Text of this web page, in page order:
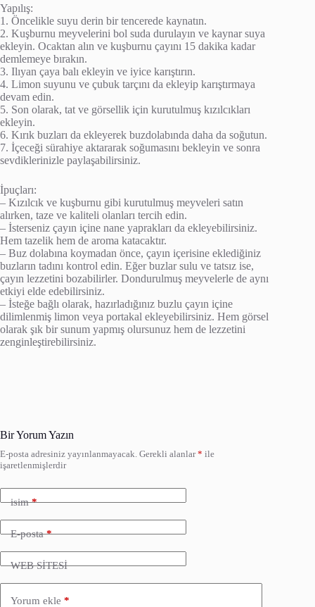
Yapılış:
1. Öncelikle suyu derin bir tencerede kaynatın.
2. Kuşburnu meyvelerini bol suda durulayın ve kaynar suya
ekleyin. Ocaktan alın ve kuşburnu çayını 15 dakika kadar
demlemeye bırakın.
3. Ilıyan çaya balı ekleyin ve iyice karıştırın.
4. Limon suyunu ve çubuk tarçını da ekleyip karıştırmaya
devam edin.
5. Son olarak, tat ve görsellik için kurutulmuş kızılcıkları
ekleyin.
6. Kırık buzları da ekleyerek buzdolabında daha da soğutun.
7. İçeceği sürahiye aktararak soğumasını bekleyin ve sonra
sevdiklerinizle paylaşabilirsiniz.
İpuçları:
– Kızılcık ve kuşburnu gibi kurutulmuş meyveleri satın
alırken, taze ve kaliteli olanları tercih edin.
– İsterseniz çayın içine nane yaprakları da ekleyebilirsiniz.
Hem tazelik hem de aroma katacaktır.
– Buz dolabına koymadan önce, çayın içerisine eklediğiniz
buzların tadını kontrol edin. Eğer buzlar sulu ve tatsız ise,
çayın lezzetini bozabilirler. Dondurulmuş meyvelerle de aynı
etkiyi elde edebilirsiniz.
– İsteğe bağlı olarak, hazırladığınız buzlu çayın içine
dilimlenmiş limon veya portakal ekleyebilirsiniz. Hem görsel
olarak şık bir sunum yapmış olursunuz hem de lezzetini
zenginleştirebilirsiniz.
Bir Yorum Yazın
E-posta adresiniz yayınlanmayacak. Gerekli alanlar* ile
işaretlenmişlerdir
isim*
E-posta*
WEB SİTESİ
Yorum ekle *